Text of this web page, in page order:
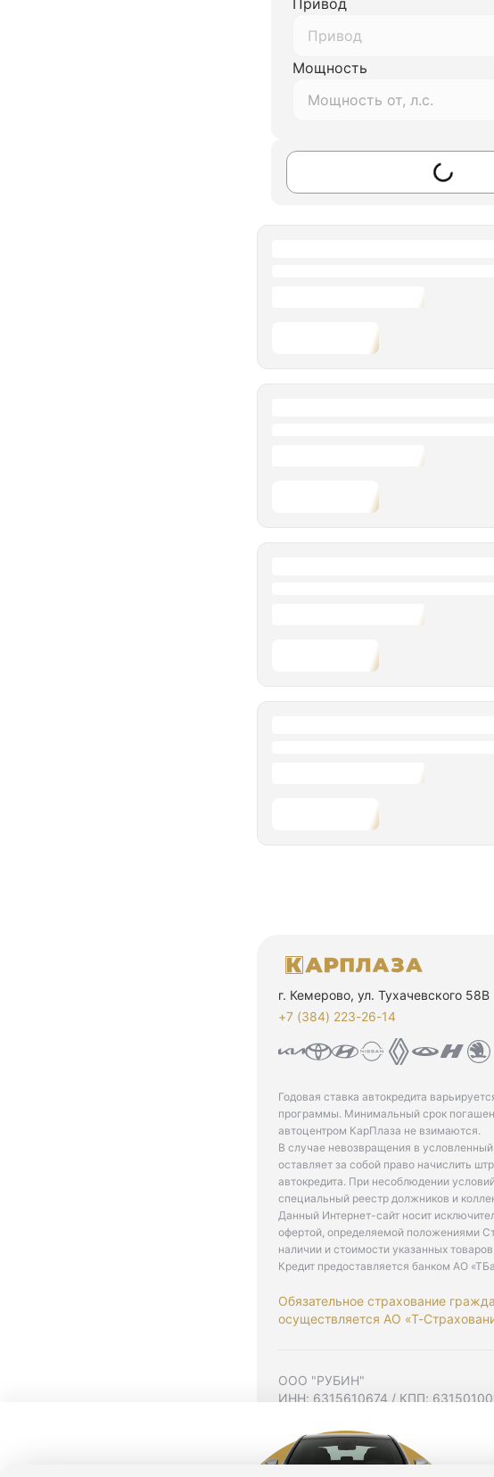
Привод
Привод
Мощность
г. Кемерово, ул. Тухачевского 58В
+7 (384) 223-26-14‬
Годовая ставка автокредита
программы. Минимальный срок
автоцентром КарПлаза не взимаются.
В случае невозвращения в
оставляет за собой право начислить
автокредита. При несоблюдении
специальный реестр должников и
Данный Интернет-сайт носит
офертой, определяемой положениями
наличии и стоимости указанных
Кредит предоставляется банком АО
Обязательное страхование
осуществляется АО «Т-
ООО "РУБИН"
ИНН: 6315610674 / КПП:
Согласие на рекламную рассылку
Политика конфиденциальности